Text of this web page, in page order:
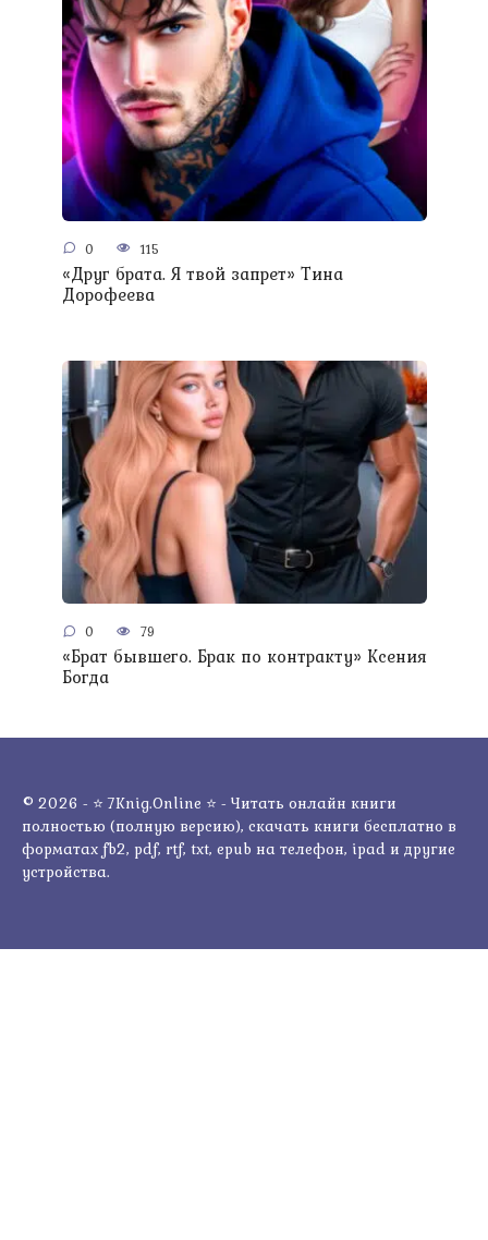
0 115
«Друг брата. Я твой запрет» Тина
Дорофеева
0 79
«Брат бывшего. Брак по контракту» Ксения
Богда
© 2026 - ⭐ 7Knig.Online ⭐ - Читать онлайн книги
полностью (полную версию), скачать книги бесплатно в
форматах fb2, pdf, rtf, txt, epub на телефон, ipad и другие
устройства.